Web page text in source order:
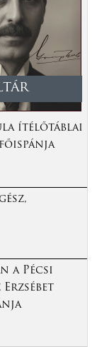
ítélőtáblai
a Pécsi